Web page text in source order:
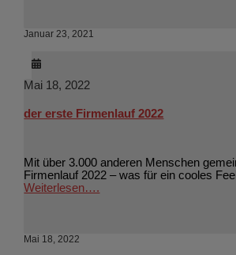
Januar 23, 2021
Mai 18, 2022
der erste Firmenlauf 2022
Mit über 3.000 anderen Menschen
Firmenlauf 2022 – was für ein cooles
Weiterlesen….
Mai 18, 2022